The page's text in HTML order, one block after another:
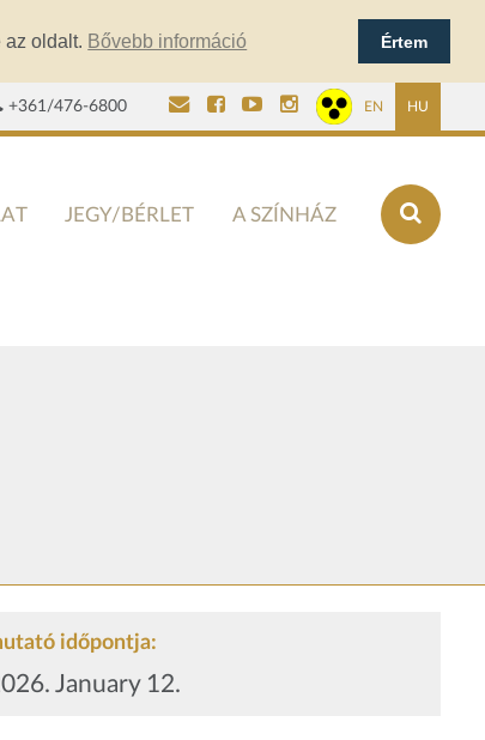
az oldalt. Bővebb információ Értem
+361/476-6800 EN HU
JEGY/BÉRLET A SZÍNHÁZ
időpontja:
January 12.